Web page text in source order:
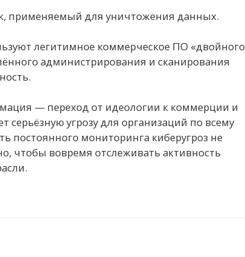
применяемый для уничтожения данных.
легитимное коммерческое ПО «двойного
администрирования и сканирования
— переход от идеологии к коммерции и
серьёзную угрозу для организаций по всему
постоянного мониторинга киберугроз не
чтобы вовремя отслеживать активность